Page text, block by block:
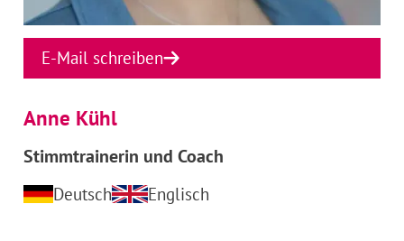
Anne Kühl
Stimmtrainerin und Coach
Deutsch Englisch
E-Mail schreiben